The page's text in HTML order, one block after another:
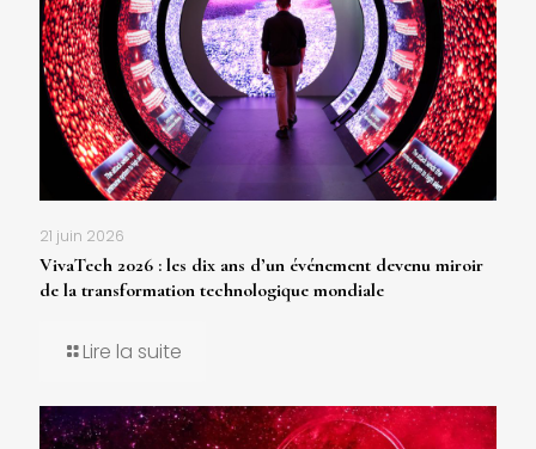
21 juin 2026
VivaTech 2026 : les dix ans d’un événement devenu miroir
de la transformation technologique mondiale
Lire la suite